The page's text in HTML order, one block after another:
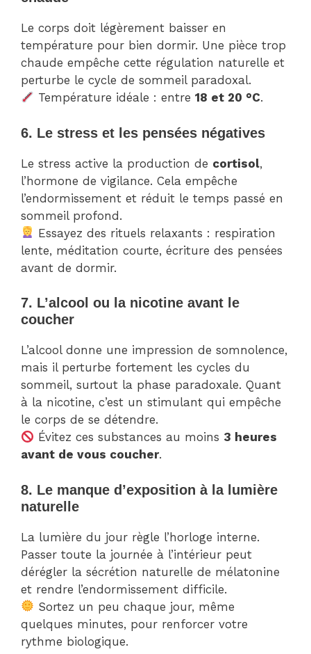
Le corps doit légèrement baisser en
température pour bien dormir. Une pièce trop
chaude empêche cette régulation naturelle et
perturbe le cycle de sommeil paradoxal.
Température idéale : entre18 et 20 °C.
6. Le stress et les pensées négatives
Le stress active la production de cortisol,
l’hormone de vigilance. Cela empêche
l’endormissement et réduit le temps passé en
sommeil profond.
Essayez des rituels relaxants : respiration
lente, méditation courte, écriture des pensées
avant de dormir.
7. L’alcool ou la nicotine avant le
coucher
L’alcool donne une impression de somnolence,
mais il perturbe fortement les cycles du
sommeil, surtout la phase paradoxale. Quant
à la nicotine, c’est un stimulant qui empêche
le corps de se détendre.
Évitez ces substances au moins 3 heures
avant de vous coucher.
8. Le manque d’exposition à la lumière
naturelle
La lumière du jour règle l’horloge interne.
Passer toute la journée à l’intérieur peut
dérégler la sécrétion naturelle de mélatonine
et rendre l’endormissement difficile.
Sortez un peu chaque jour, même
quelques minutes, pour renforcer votre
rythme biologique.